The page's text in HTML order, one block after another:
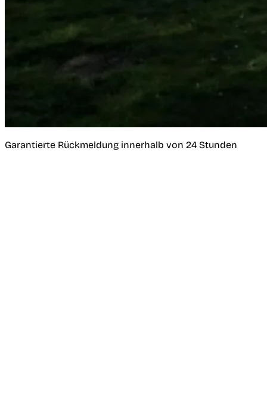
Garantierte Rückmeldung innerhalb von 24 Stunden